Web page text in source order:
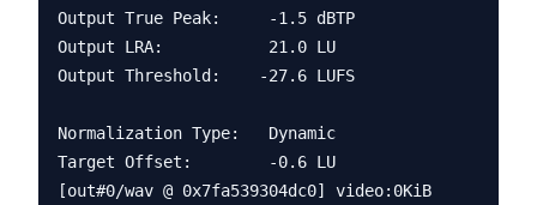
Output True Peak:     -1.5 dBTP
Output LRA:           21.0 LU
Output Threshold:    -27.6 LUFS
Normalization Type:   Dynamic
Target Offset:        -0.6 LU
[out#0/wav @ 0x7fa539304dc0] video:0KiB